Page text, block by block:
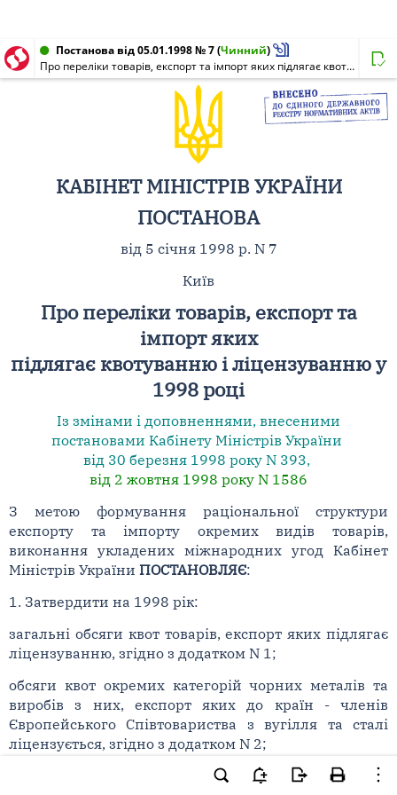
Постанова від 05.01.1998 № 7(Чинний)
Про переліки товарів, експорт та імпорт яких підлягає квотуванню і ліцензуванню у 1998 році